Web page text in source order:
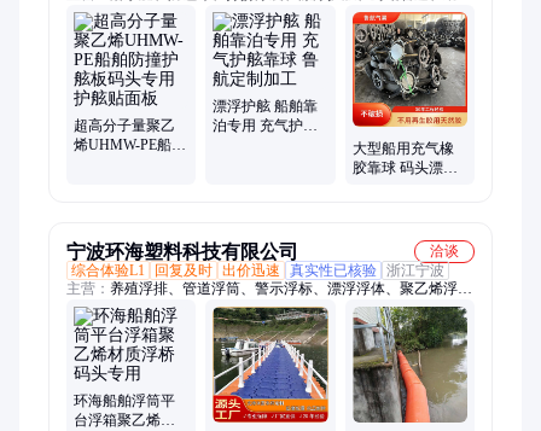
浮球、打捞气囊、轮胎链条、船用气囊、半潜护舷、橡胶护舷、
下水气囊、充气护舷、橡胶靠球、移动房子、橡胶气囊、弹性体
护舷、船用上下水、橡胶缓冲球、堵管道气囊、橡胶防撞球、滚
动充气气囊、水中搬运工具、管道封堵气囊
超高分子量聚乙
烯UHMW-PE船舶
漂浮护舷 船舶靠
泊专用 充气护舷
大型船用充气橡
胶靠球 码头漂浮
宁波环海塑料科技有限公司
洽谈
综合体验L1
回复及时 出价迅速 真实性已核验 浙江宁波
主营： 养殖浮排、管道浮筒、警示浮标、漂浮浮体、聚乙烯浮
筒、游船码头、水上警示浮体、浮筒塑料、海洋浮标、塑料浮
标、防撞浮漂、警示浮球、河道拦污、塑料浮球、禁航浮标、水
质监测、浮桥搭建、警示浮桶、水库拦污、PE浮体、PE水上浮
筒、龙舟浮排、拦污浮体、景区栈道浮桥、钓鱼浮排
环海船舶浮筒平
台浮箱聚乙烯材